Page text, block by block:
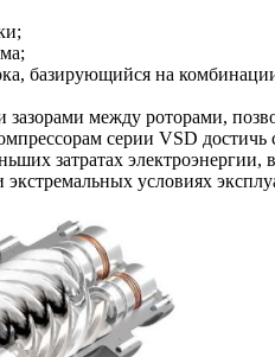
базирующийся на
между роторами,
серии VSD
затратах
условиях